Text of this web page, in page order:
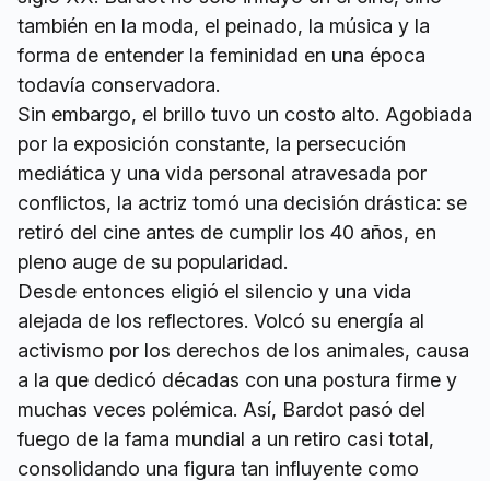
también en la moda, el peinado, la música y la
forma de entender la feminidad en una época
todavía conservadora.
Sin embargo, el brillo tuvo un costo alto. Agobiada
por la exposición constante, la persecución
mediática y una vida personal atravesada por
conflictos, la actriz tomó una decisión drástica: se
retiró del cine antes de cumplir los 40 años, en
pleno auge de su popularidad.
Desde entonces eligió el silencio y una vida
alejada de los reflectores. Volcó su energía al
activismo por los derechos de los animales, causa
a la que dedicó décadas con una postura firme y
muchas veces polémica. Así, Bardot pasó del
fuego de la fama mundial a un retiro casi total,
consolidando una figura tan influyente como